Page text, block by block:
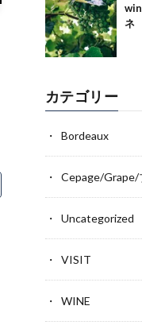
ネ
カテゴリー
Bordeaux
Cepage/Grape/
Uncategorized
VISIT
WINE